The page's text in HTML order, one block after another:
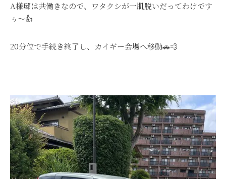
A様邸は共働きなので、ワタクシが一肌脱いだってわけです
ぅ～👍
20分位で手続き終了し、カイギー会場へ移動🚗💨